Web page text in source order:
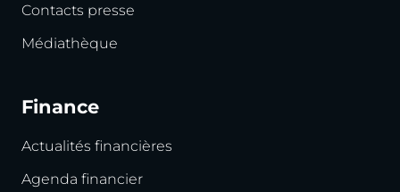
Contacts presse
Médiathèque
Finance
Actualités financières
Agenda financier